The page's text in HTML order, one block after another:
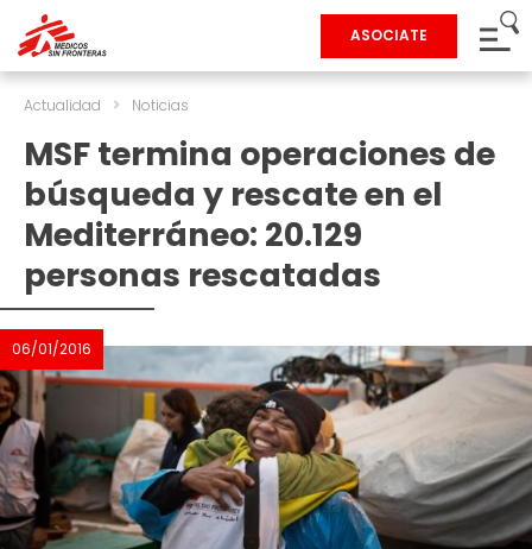
ASOCIATE
Actualidad > Noticias
MSF termina operaciones de
búsqueda y rescate en el
Mediterráneo: 20.129
personas rescatadas
06/01/2016